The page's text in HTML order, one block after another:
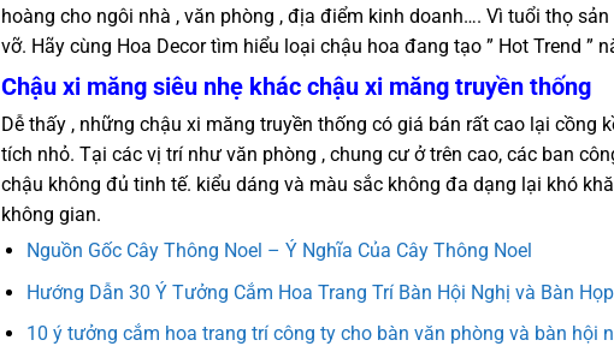
hoàng cho ngôi nhà , văn phòng , địa điểm kinh doanh…. Vì tuổi thọ
vỡ. Hãy cùng Hoa Decor tìm hiểu loại chậu hoa đang tạo ” Hot Trend ”
Chậu xi măng siêu nhẹ khác chậu xi măng truyền thống
Dễ thấy , những chậu xi măng truyền thống có giá bán rất cao lại cồng
tích nhỏ. Tại các vị trí như văn phòng , chung cư ở trên cao, các ban
chậu không đủ tinh tế. kiểu dáng và màu sắc không đa dạng lại khó
không gian.
Nguồn Gốc Cây Thông Noel – Ý Nghĩa Của Cây Thông Noel
Hướng Dẫn 30 Ý Tưởng Cắm Hoa Trang Trí Bàn Hội Nghị và Bàn
10 ý tưởng cắm hoa trang trí công ty cho bàn văn phòng và bàn hội